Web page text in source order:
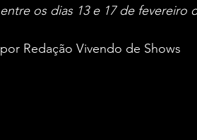
entre os dias 13 e 17 de fevereiro
por Redação Vivendo de Shows